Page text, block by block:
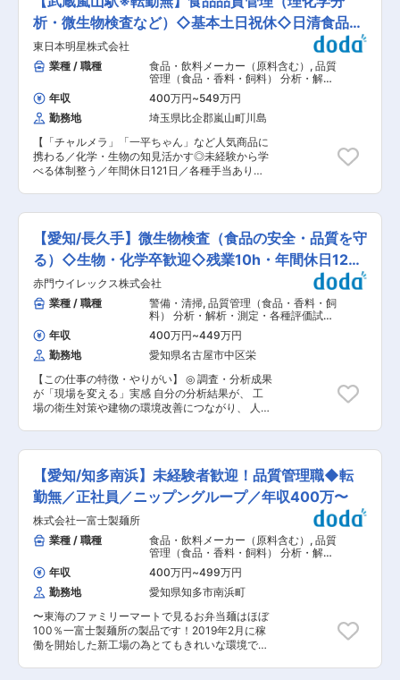
大を進めている途中のため、成長途上の企業で働
くことが可能です。
フラの維持、食品の品質管理などに活用されてお
り、私たちの仕事は社会基盤を支える重要な役割
を担っています。 ■人材育成 当会の魅力の一つ
は、環境・水質・食品など幅広い分野の調査業務
に携われることです。さまざまな試料や調査・分
析手法を経験することで、知識と技術を総合的に
高めることができます。 また、本人の適性や希望
に応じて、特定分野の専門性を高めるスペシャリ
ストの育成にも力を入れています。水質分析、環
境調査、食品分析など、それぞれの分野で高度な
知識や技術を磨き、その分野を牽引する技術者と
して活躍することも可能です。 幅広い知識を持つ
スペシャリストを目指す道もあります。職員一人
ひとりの個性や適性を尊重し、能力を最大限に発
就業環境 転勤がないため、腰を据えて長期的に働
くことができます。20〜60代まで幅広い年代が
活躍しており、未経験の方にも仕事の流れや専門
知識を基礎から指導します。 変更の範囲：会社の
定める業務
す。 ・ISO22000/ISO9001 を取得しているの
で、規格を理解して業務システムの改善を（ある
程度）主体的に行うことが出来る。 ・食品安全に
ついて精通していくことができる 【歓迎】 ・他
部署と連絡を取って業務を進めることがあるた
め、コミュニケーションを取ることに抵抗がなく
協調性のある方 ・生産現場との密な連携のできる
方 ・分析機器の調整やメンテナンスの対応経験が
ある方 ・実験操作が好きな方 ・周囲との協調性
や自分なりの考えを持ちながら物事を進められる
方 ・立場に関係なく相手を尊重でき、謙虚な姿勢
で業務に取り組める方 ・主体性を持ちながら、積
極的に行動できる方 変更の範囲：会社の定める業
務
析・微生物検査など）◇基本土日祝休◇日清食品G
メーカー
東日本明星株式会社
業種 / 職種
食品・飲料メーカー（原料含む） , 品質
管理（食品・香料・飼料） 分析・解
析・測定・各種評価試験（食品・香
料・飼料）
年収 400万円~549万円
勤務地
埼玉県比企郡嵐山町川島
【「チャルメラ」「一平ちゃん」など人気商品に
携わる／化学・生物の知見活かす◎未経験から学
べる体制整う／年間休日121日／各種手当あり】
ん等、皆に愛されているインスタントラーメン製
造工場内での仕事です。 当社の品質管理部門で
は、製品の「安全性・安心」を守るため、分析業
務、製造現場とのコミュニケーションを両軸で担
当します。未経験からでも学べる体制が整ってい
るため、品質管理職へキャリアチェンジしたい方
に最適な環境です。 ■業務詳細： 製品の安心安
全のため、「分析業務」を中心に品質管理に関わ
る様々な業務を行います。（以下一例） ・分析業
務（理化学・微生物） ・現場巡回チェック ・デ
ータ資料の作成 ・職場改善提案 化学・生物系の
知識を活かせるほか、文系出身でも研修があるた
め未経験から安心して始められます。 ■製造現場
とのコミュニケーション業務 品質管理は製造現場
とも関わる仕事です。現場の状況を把握しながら
品質を支えます。 ・製造現場の状況確認 ・サン
・必要に応じた検査や状況チェック ■クレーム対
応・改善活動（予防が中心） クレーム発生時は原
因推測と再発防止策を検討します。後工程にも影
響するため、データに基づく判断が必要ですが、
未経験の方は先輩がしっかりサポートします。 当
社が重視しているのは、問題を未然に防ぐ予防型
の品質管理。データを活かして先回りで改善を進
める、やりがいのある業務です。 ■組織構成：
・現在13名（年齢層30〜60代/男女比6:4）が在
籍しております。 ■本求人の魅力／特徴： ・当
社は2006年に「カップヌードル」でお馴染みで
日本が誇る世界的企業・日清食品のグループ会社
となりました。業績賞与や家族手当の支給もある
める業務
【愛知/長久手】微生物検査（食品の安全・品質を守
る）◇生物・化学卒歓迎◇残業10h・年間休日125
日
赤門ウイレックス株式会社
業種 / 職種
警備・清掃, 品質管理（食品・香料・飼
料） 分析・解析・測定・各種評価試験
（食品・香料・飼料）
年収 400万円~449万円
勤務地
愛知県名古屋市中区栄
【この仕事の特徴・やりがい】 ◎ 調査・分析成果
が「現場を変える」実感 自分の分析結果が、 工
場の衛生対策や建物の環境改善につながり、 人の
報告書説明や環境衛生に関する講義、学会発表な
ど、 技術を“伝える立場”にも成長可能です。 ◎
ルーティンに縛られない技術職 顧客先での調査や
対話も多く、ラボを飛び出し、 自ら考え、動く技
術職を目指せます。 ■仕事内容 食品・建物の安
全性を守るため、微生物検査を中心とした環境衛
生分野の調査・検査業務を担当します。 同定・分
析作業だけにとどまらず、現場調査 → 分析 → 報
告 → 改善提案まで一貫して携わる点が特徴で
す。 【具体的な業務内容】 食品微生物検査・環
境微生物検査 製造工場・施設での検体採取・現地
調査 培養、同定、データ分析 検査結果の報告書
作成 衛生環境改善に向けた技術的提案 ISO17025
の維持・運用業務 社内外からの技術相談対応 学
会・研究集会での発表・情報発信 【入社後の流
れ】 入社後：先輩指導のもと補助業務からスター
【愛知/知多南浜】未経験者歓迎！品質管理職◆転
勤無／正社員／ニップングループ／年収400万〜
株式会社一富士製麺所
業種 / 職種
食品・飲料メーカー（原料含む） , 品質
管理（食品・香料・飼料） 分析・解
析・測定・各種評価試験（食品・香
料・飼料）
年収 400万円~499万円
勤務地
愛知県知多市南浜町
〜東海のファミリーマートで見るお弁当麺はほぼ
100％一富士製麺所の製品です！2019年2月に稼
働を開始した新工場の為とてもきれいな環境で就